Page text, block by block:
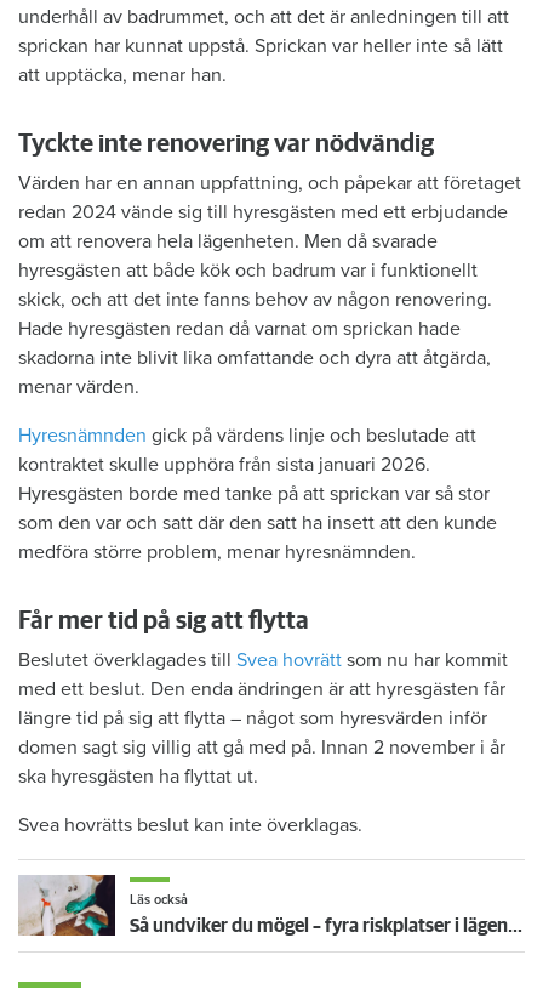
underhåll av badrummet, och att det är anledningen till att
sprickan har kunnat uppstå. Sprickan var heller inte så lätt
att upptäcka, menar han.
Tyckte inte renovering var nödvändig
Värden har en annan uppfattning, och påpekar att företaget
redan 2024 vände sig till hyresgästen med ett erbjudande
om att renovera hela lägenheten. Men då svarade
hyresgästen att både kök och badrum var i funktionellt
skick, och att det inte fanns behov av någon renovering.
Hade hyresgästen redan då varnat om sprickan hade
skadorna inte blivit lika omfattande och dyra att åtgärda,
menar värden.
Hyresnämnden gick på värdens linje och beslutade att
kontraktet skulle upphöra från sista januari 2026.
Hyresgästen borde med tanke på att sprickan var så stor
som den var och satt där den satt ha insett att den kunde
medföra större problem, menar hyresnämnden.
Får mer tid på sig att flytta
Beslutet överklagades till Svea hovrätt som nu har kommit
med ett beslut. Den enda ändringen är att hyresgästen får
längre tid på sig att flytta – något som hyresvärden inför
domen sagt sig villig att gå med på. Innan 2 november i år
ska hyresgästen ha flyttat ut.
Svea hovrätts beslut kan inte överklagas.
Läs också
Så undviker du mögel – fyra riskplatser i lägenheten: ”Måste städa bort”